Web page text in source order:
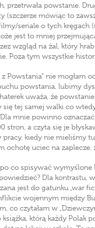
przetrwała powstanie.
(szczerze mówiąc to
seriale o tych kręgach
jest to mniej
wzgląd na żal, który
Poza tym wszystkie
z Powstania" nie mogłam
powstania, lubimy
uważa, że
się tej samej walki co
mnie powinno
stron, a czyta się je
pracy, kiedy nie mieliśmy
ochotę uciec na zaplecze,
po co spisywać
Dla kontrastu,
jest do gatunku „war
wojennym między
co czytałam w
którą każdy Polak